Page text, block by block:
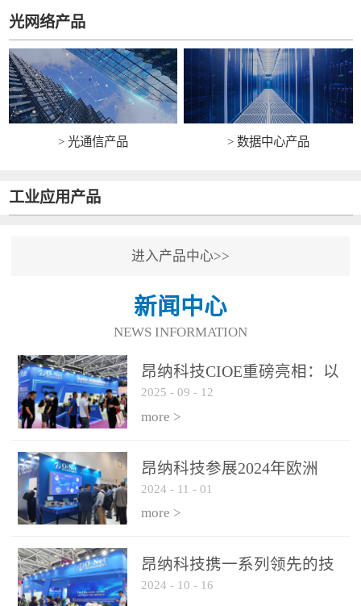
光网络产品
> 光通信产品 > 数据中心产品
工业应用产品
进入产品中心>>
新闻中心
NEWS INFORMATION
昂纳科技CIOE重磅亮相：以
光通信创新引擎，驱动AI与
算力互联新时代
2025 - 09 - 12
more >
昂纳科技参展2024年欧洲
ECOC展会
2024 - 11 - 01
more >
昂纳科技携一系列领先的技
术平台和优秀产品参展2024
2024 - 10 - 16